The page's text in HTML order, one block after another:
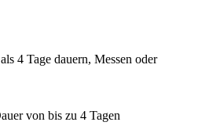
4 Tage dauern, Messen oder
von bis zu 4 Tagen